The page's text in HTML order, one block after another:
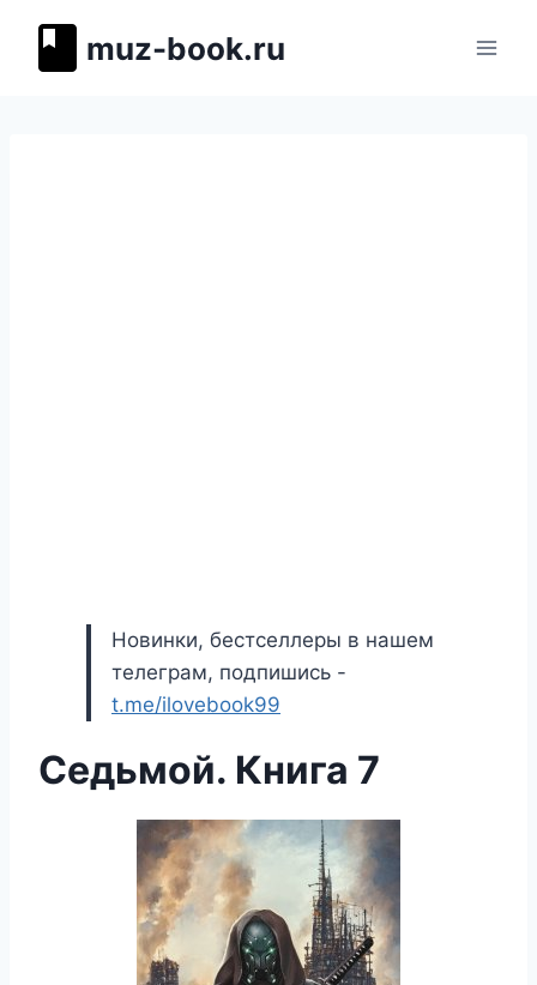
muz-book.ru
Новинки, бестселлеры в нашем
телеграм, подпишись -
t.me/ilovebook99
Седьмой. Книга 7